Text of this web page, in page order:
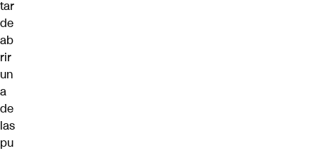
tar
de
ab
rir
un
a
de
las
pu